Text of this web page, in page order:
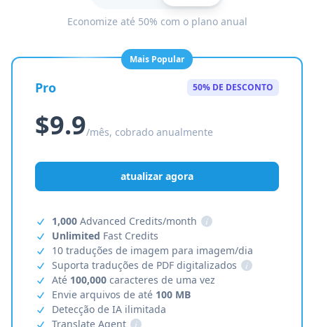
Economize até 50% com o plano anual
Mais Popular
Pro 50% DE DESCONTO
$9.9/mês, cobrado anualmente
atualizar agora
1,000 Advanced Credits/month
i
Unlimited Fast Credits
10 traduções de imagem para imagem/dia
Suporta traduções de PDF digitalizados
i
Até 100,000 caracteres de uma vez
Envie arquivos de até 100 MB
Detecção de IA ilimitada
Translate Agent
i